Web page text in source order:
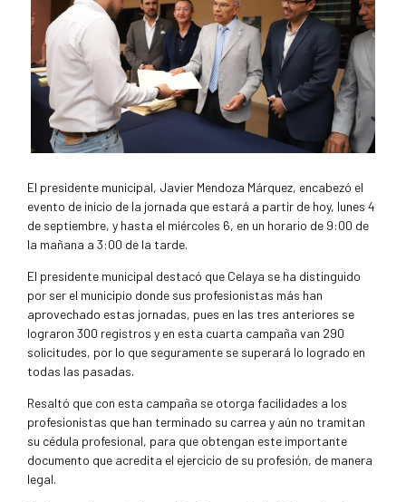
El presidente municipal, Javier Mendoza Márquez, encabezó el
evento de inicio de la jornada que estará a partir de hoy, lunes 4
de septiembre, y hasta el miércoles 6, en un horario de 9:00 de
la mañana a 3:00 de la tarde.
El presidente municipal destacó que Celaya se ha distinguido
por ser el municipio donde sus profesionistas más han
aprovechado estas jornadas, pues en las tres anteriores se
lograron 300 registros y en esta cuarta campaña van 290
solicitudes, por lo que seguramente se superará lo logrado en
todas las pasadas.
Resaltó que con esta campaña se otorga facilidades a los
profesionistas que han terminado su carrea y aún no tramitan
su cédula profesional, para que obtengan este importante
documento que acredita el ejercicio de su profesión, de manera
legal.